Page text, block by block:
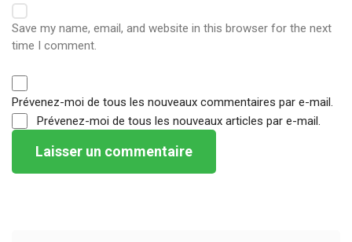
Save my name, email, and website in this browser for the next
time I comment.
Prévenez-moi de tous les nouveaux commentaires par e-mail.
Prévenez-moi de tous les nouveaux articles par e-mail.